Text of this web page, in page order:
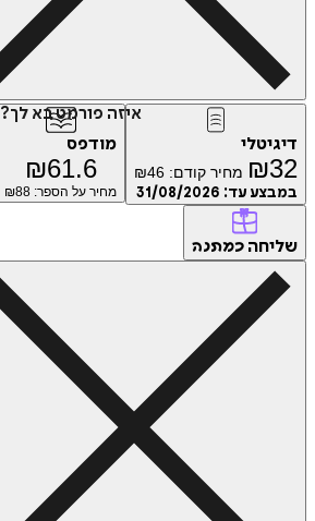
איזה פורמט בא לך?
דיגיטלי
₪32 מחיר קודם: ₪46
במבצע עד: 31/08/2026
מודפס
₪61.6
מחיר על הספר: ₪ 88
שליחה כמתנה